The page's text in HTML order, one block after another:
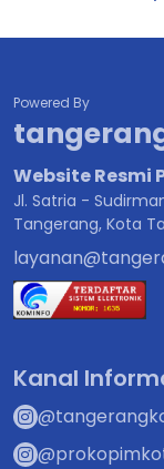
Powered By
Website Resmi
Jl. Satria -
Tangerang, Kota
Kanal